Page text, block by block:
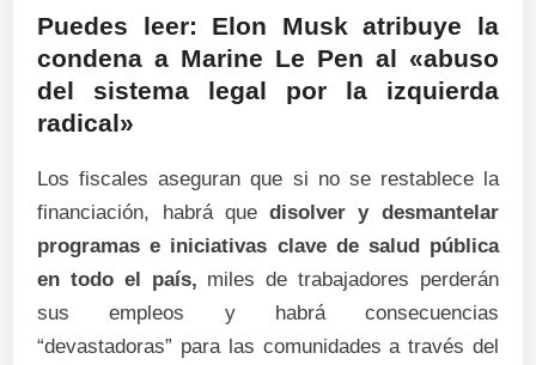
Puedes leer: Elon Musk atribuye la
condena a Marine Le Pen al «abuso
del sistema legal por la izquierda
radical»
Los fiscales aseguran que si no se restablece la
financiación, habrá quedisolver y desmantelar
programas e iniciativas clave de salud pública
en todo el país, miles de trabajadores perderán
sus empleos y habrá consecuencias
“devastadoras” para las comunidades a través del